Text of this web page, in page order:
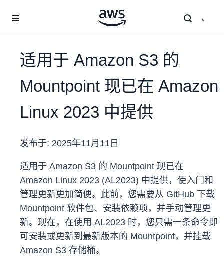
适用于 Amazon S3 的
Mountpoint 现已在 Amazon
Linux 2023 中提供
发布于: 2025年11月11日
适用于 Amazon S3 的 Mountpoint 现已在
Amazon Linux 2023 (AL2023) 中提供，使入门和
管理更新更加简便。此前，您需要从 GitHub 下载
Mountpoint 软件包、安装依赖项，并手动管理更
新。现在，在使用 AL2023 时，您只需一条命令即
可安装或更新到最新版本的 Mountpoint，并挂载
Amazon S3 存储桶。